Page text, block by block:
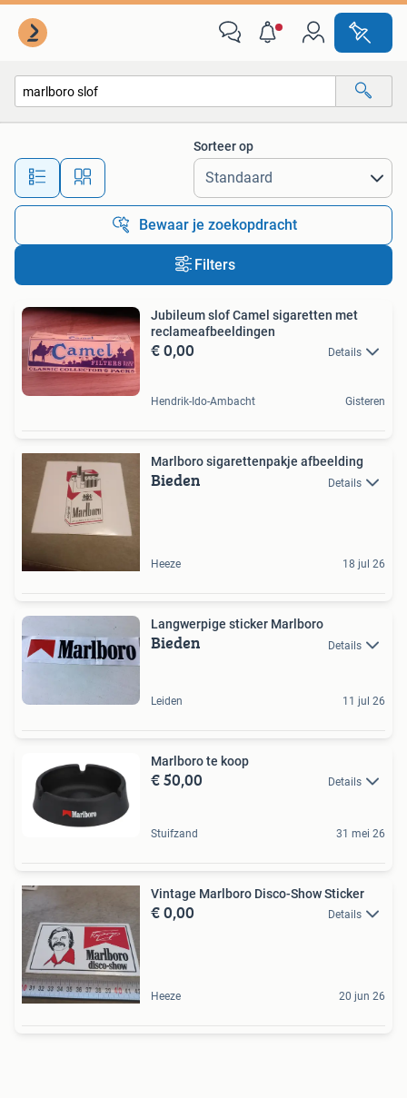
Alle afstanden…
Sorteer op
Bewaar je zoekopdracht
Filters
Jubileum slof Camel sigaretten met
reclameafbeeldingen
€ 0,00 Details
Hendrik-Ido-Ambacht Gisteren
Marlboro sigarettenpakje afbeelding
Bieden Details
Heeze 18 jul 26
Langwerpige sticker Marlboro
Bieden Details
Leiden 11 jul 26
Marlboro te koop
€ 50,00 Details
Stuifzand 31 mei 26
Vintage Marlboro Disco-Show Sticker
€ 0,00 Details
Heeze 20 jun 26